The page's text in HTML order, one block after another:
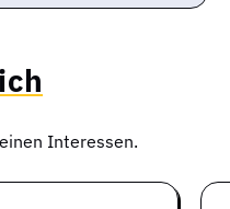
Interessen.